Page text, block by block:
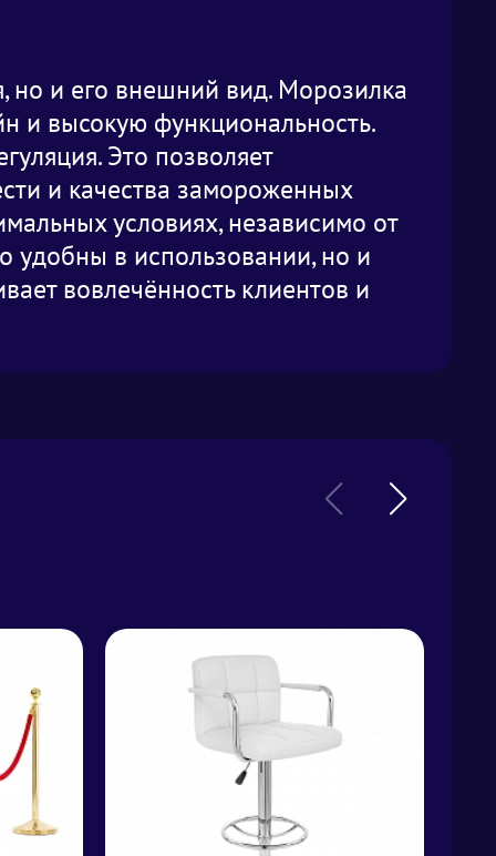
но и его внешний вид. Морозилка
и высокую функциональность.
Это позволяет
и качества замороженных
условиях, независимо от
удобны в использовании, но и
вовлечённость клиентов и